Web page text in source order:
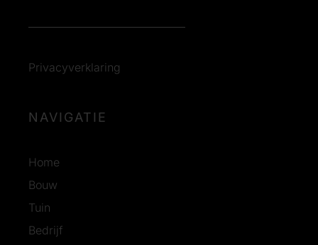
Privacyverklaring
NAVIGATIE
Home
Bouw
Tuin
Bedrijf